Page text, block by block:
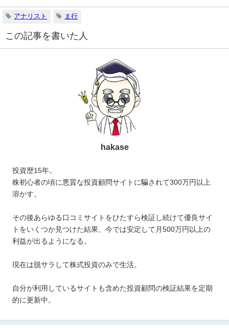
アナリスト ま行
この記事を書いた人
hakase
投資歴15年。
株初心者の頃に悪質な投資顧問サイトに騙されて300万円以上
溶かす。
その後あらゆる口コミサイトをひたすら検証し続けて優良サイ
トをいくつか見つけた結果、今では安定して月500万円以上の
利益が出るようになる。
現在は脱サラして株式投資のみで生活。
自分が利用しているサイトも含めた投資顧問の検証結果を定期
的に更新中。